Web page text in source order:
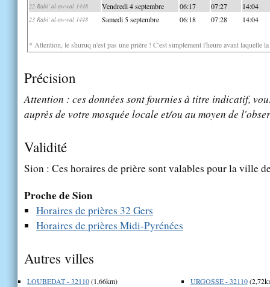
22 Rabi' al-awwal 1448 Vendredi 4 septembre 06:17 07:27 14:04
23 Rabi' al-awwal 1448 Samedi 5 septembre 06:18 07:28 14:04
* Attention, le shuruq n'est pas une prière ! C'est simplement l'heure avant laquelle
Précision
Attention : ces données sont fournies à titre indicatif,
auprès de votre mosquée locale et/ou au moyen de
Validité
Sion : Ces horaires de prière sont valables pour la ville
Proche de Sion
Horaires de prières 32 Gers
Horaires de prières Midi-Pyrénées
Autres villes
LOUBEDAT - 32110(1,66km)
URGOSSE - 32110